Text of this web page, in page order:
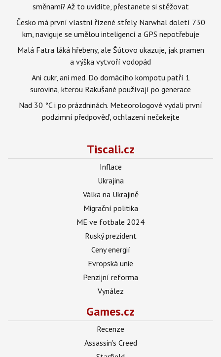
směnami? Až to uvidíte, přestanete si stěžovat
Česko má první vlastní řízené střely. Narwhal doletí 730
km, naviguje se umělou inteligencí a GPS nepotřebuje
Malá Fatra láká hřebeny, ale Šútovo ukazuje, jak pramen
a výška vytvoří vodopád
Ani cukr, ani med. Do domácího kompotu patří 1
surovina, kterou Rakušané používají po generace
Nad 30 °C i po prázdninách. Meteorologové vydali první
podzimní předpověď, ochlazení nečekejte
Tiscali.cz
Inflace
Ukrajina
Válka na Ukrajině
Migrační politika
ME ve fotbale 2024
Ruský prezident
Ceny energií
Evropská unie
Penzijní reforma
Vynález
Games.cz
Recenze
Assassin's Creed